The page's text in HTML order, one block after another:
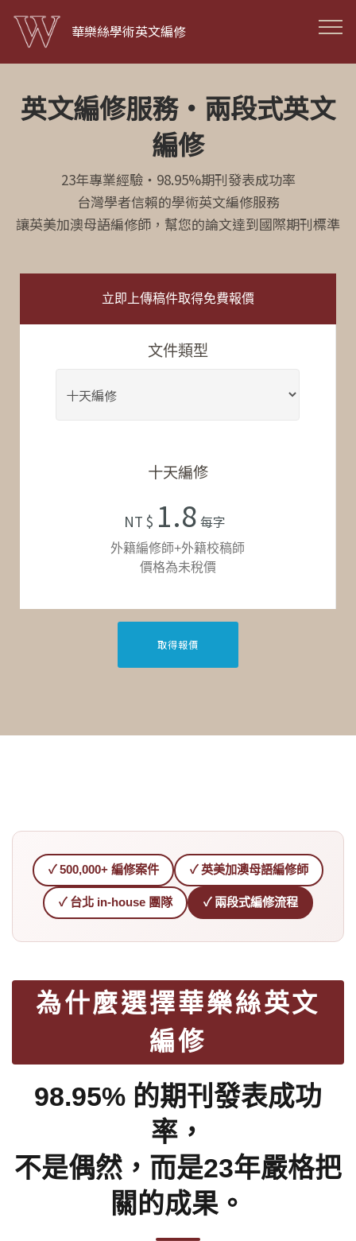
華樂絲學術英文編修
英文編修服務·兩段式英文
編修
23年專業經驗・98.95%期刊發表成功率
台灣學者信賴的學術英文編修服務
讓英美加澳母語編修師，幫您的論文達到國際期刊標準
立即上傳稿件取得免費報價
文件類型
十天編修
NT $ 1.8 每字
外籍編修師+外籍校稿師
價格為未稅價
取得報價
✓ 500,000+ 編修案件 ✓ 英美加澳母語編修師
✓ 台北 in-house 團隊 ✓ 兩段式編修流程
為什麼選擇華樂絲英文
編修
98.95% 的期刊發表成功
率，
不是偶然，而是23年嚴格把
關的成果。